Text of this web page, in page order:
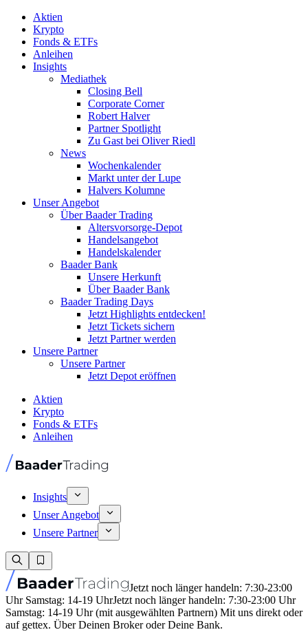
Aktien
Krypto
Fonds & ETFs
Anleihen
Insights
Mediathek
Closing Bell
Corporate Corner
Robert Halver
Partner Spotlight
Zu Gast bei Oliver Riedl
News
Wochenkalender
Markt unter der Lupe
Halvers Kolumne
Unser Angebot
Über Baader Trading
Altersvorsorge-Depot
Handelsangebot
Handelskalender
Baader Bank
Unsere Herkunft
Über Baader Bank
Baader Trading Days
Jetzt Highlights entdecken!
Jetzt Tickets sichern
Jetzt Partner werden
Unsere Partner
Unsere Partner
Jetzt Depot eröffnen
Aktien
Krypto
Fonds & ETFs
Anleihen
Insights
Unser Angebot
Unsere Partner
Jetzt noch länger handeln: 7:30-23:00
Uhr Samstag: 14-19 UhrJetzt noch länger handeln: 7:30-23:00 Uhr
Samstag: 14-19 Uhr (mit ausgewählten Partnern) Mit uns direkt oder
auf gettex. Über Deinen Broker oder Deine Bank.